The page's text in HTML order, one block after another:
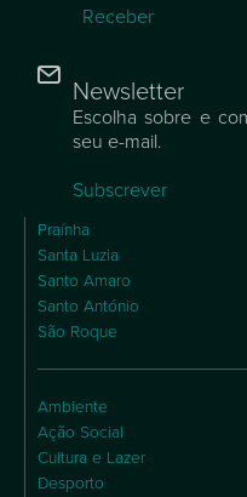
Receber
Newsletter
Escolha sobre e
seu e-mail.
Subscrever
Praínha
Santa Luzia
Santo Amaro
Santo António
São Roque
Ambiente
Ação Social
Cultura e Lazer
Desporto